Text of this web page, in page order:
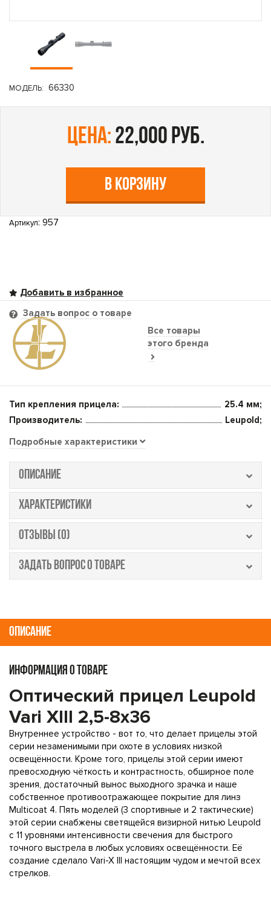
МОДЕЛЬ: 66330
цена: 22,000 руб.
В КОРЗИНУ
Артикул: 957
Все товары
этого бренда
Задать вопрос о товаре
Тип крепления прицела:
25.4 мм;
Производитель:
Leupold;
Подробные характеристики
ОПИСАНИЕ
ХАРАКТЕРИСТИКИ
ОТЗЫВЫ (0)
ЗАДАТЬ ВОПРОС О ТОВАРЕ
ОПИСАНИЕ
ИНФОРМАЦИЯ О ТОВАРЕ
Оптический прицел Leupold
Vari XIII 2,5-8x36
Внутреннее устройство - вот то, что делает прицелы этой
серии незаменимыми при охоте в условиях низкой
освещённости. Кроме того, прицелы этой серии имеют
превосходную чёткость и контрастность, обширное поле
зрения, достаточный вынос выходного зрачка и наше
собственное противоотражающее покрытие для линз
Multicoat 4. Пять моделей (3 спортивные и 2 тактические)
этой серии снабжены светящейся визирной нитью Leupold
с 11 уровнями интенсивности свечения для быстрого
точного выстрела в любых условиях освещённости. Её
создание сделало Vari-X III настоящим чудом и мечтой всех
стрелков.